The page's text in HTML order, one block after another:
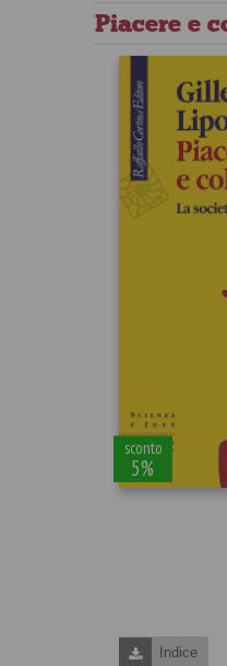
Piacere e
sconto
5%
Indice